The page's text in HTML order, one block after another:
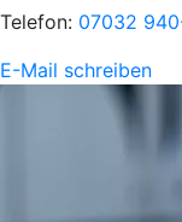
Telefon: 07032
E-Mail schreiben